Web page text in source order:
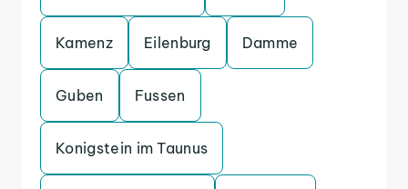
Kamenz Eilenburg Damme
Guben Fussen
Konigstein im Taunus